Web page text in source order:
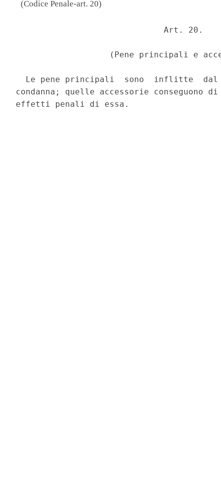
(Codice Penale-art. 20)
                              Art. 20.
(Pene principali e
Le pene principali  sono  inflitte
condanna; quelle accessorie conseguono